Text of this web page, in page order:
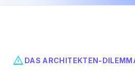
warningDAS ARCHITEKTEN-